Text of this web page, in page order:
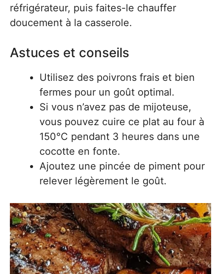
réfrigérateur, puis faites-le chauffer
doucement à la casserole.
Astuces et conseils
Utilisez des poivrons frais et bien
fermes pour un goût optimal.
Si vous n’avez pas de mijoteuse,
vous pouvez cuire ce plat au four à
150°C pendant 3 heures dans une
cocotte en fonte.
Ajoutez une pincée de piment pour
relever légèrement le goût.